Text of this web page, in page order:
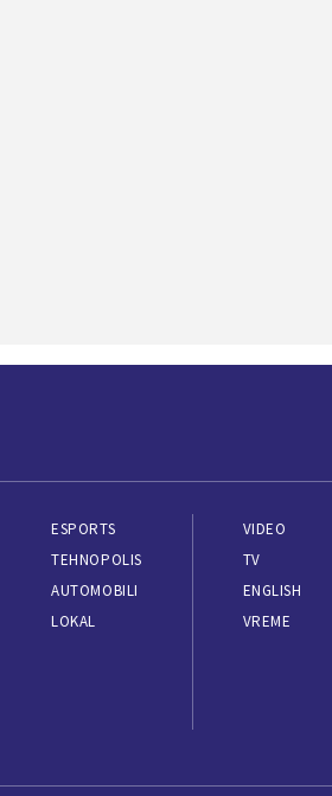
ESPORTS
TEHNOPOLIS
AUTOMOBILI
LOKAL
VIDEO
TV
ENGLISH
VREME